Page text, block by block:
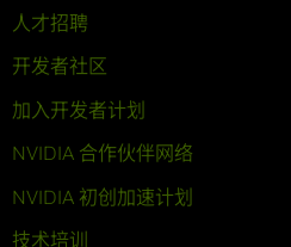
人才招聘
开发者社区
加入开发者计划
NVIDIA 合作伙伴网络
NVIDIA 初创加速计划
技术培训